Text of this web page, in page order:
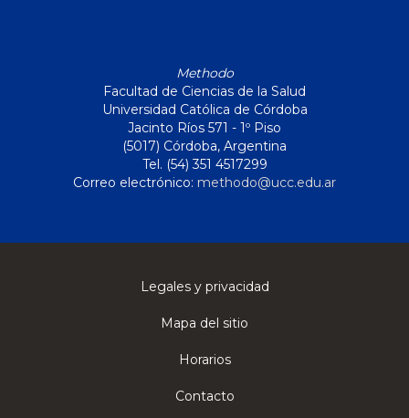
Methodo
Facultad de Ciencias de la Salud
Universidad Católica de Córdoba
Jacinto Ríos 571 - 1º Piso
(5017) Córdoba, Argentina
Tel. (54) 351 4517299
Correo electrónico: methodo@ucc.edu.ar
Legales y privacidad
Mapa del sitio
Horarios
Contacto